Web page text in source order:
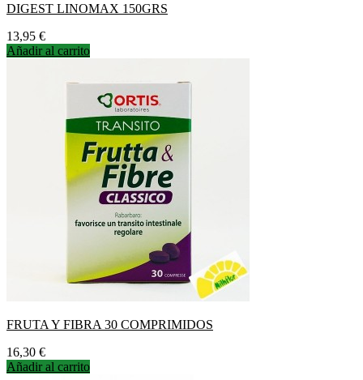
DIGEST LINOMAX 150GRS
Precio
13,95 €
Añadir al carrito
FRUTA Y FIBRA 30 COMPRIMIDOS
Precio
16,30 €
Añadir al carrito